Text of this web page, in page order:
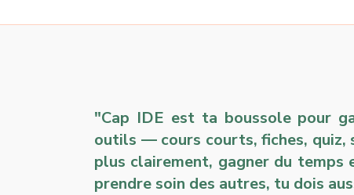
"Cap IDE est ta boussole pour
outils — cours courts, fiches,
plus clairement, gagner du temps
prendre soin des autres, tu dois